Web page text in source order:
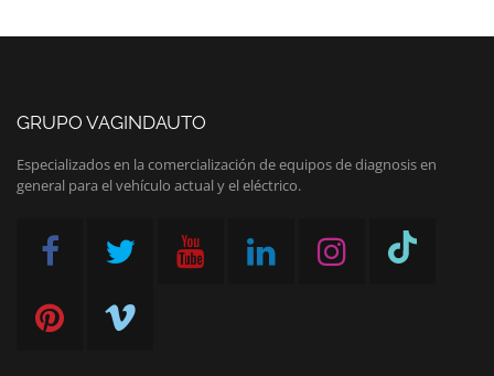
GRUPO VAGINDAUTO
Especializados en la comercialización de equipos de diagnosis en
general para el vehículo actual y el eléctrico.